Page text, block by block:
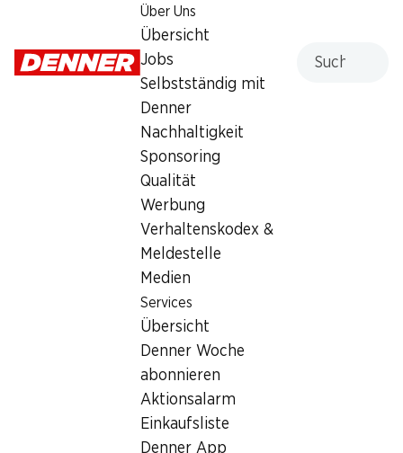
Über Uns
Übersicht
Jobs
Selbstständig mit
Denner
Nachhaltigkeit
Sponsoring
Qualität
Werbung
Verhaltenskodex &
Meldestelle
Medien
Services
Übersicht
Denner Woche
abonnieren
Aktionsalarm
Einkaufsliste
Denner App
Labels und Auszeichnungen
1002920
Was andere Kunden kaufen
am Stück, Uruguay, ca. 800 g, per
6.95
Ferrarini Prosciutto cotto
Schwein, geschnitten, Italien, 2 x
100 g